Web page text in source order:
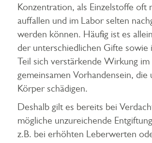
Konzentration, als Einzelstoffe oft
auffallen und im Labor selten
werden können. Häufig ist es
der unterschiedlichen Gifte sowie
Teil sich verstärkende Wirkung im
gemeinsamen Vorhandensein, die
Körper schädigen.
Deshalb gilt es bereits bei
mögliche unzureichende
z.B. bei erhöhten Leberwerten